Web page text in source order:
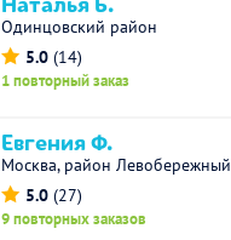
Одинцовский район
5.0 (14)
1 повторный заказ
Евгения Ф.
Москва, район Левобережный
5.0 (27)
9 повторных заказов